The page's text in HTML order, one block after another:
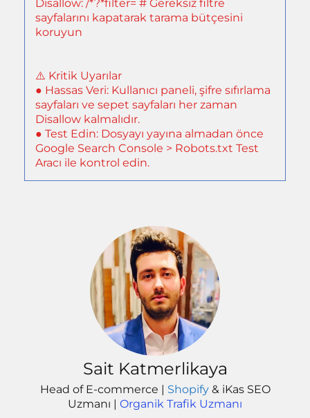
Disallow: /*?*filter= # Gereksiz filtre
sayfalarını kapatarak tarama bütçesini
koruyun
⚠️ Kritik Uyarılar
● Hassas Veri: Kullanıcı paneli, şifre sıfırlama
sayfaları ve sepet sayfaları her zaman
Disallow kalmalıdır.
● Test Edin: Dosyayı yayına almadan önce
Google Search Console > Robots.txt Test
Aracı ile kontrol edin.
Sait Katmerlikaya
Head of E-commerce | Shopify& iKas SEO
Uzmanı | Organik Trafik Uzmanı